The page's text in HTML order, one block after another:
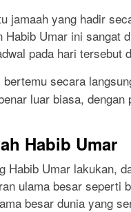
jamaah yang hadir
Umar ini sangat
pada hari tersebut
bertemu secara
luar biasa, dengan
Habib Umar
Habib Umar lakukan,
ulama besar seperti
besar dunia yang